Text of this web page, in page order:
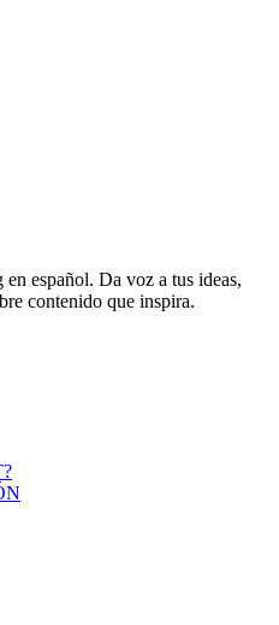
español. Da voz a tus ideas,
contenido que inspira.